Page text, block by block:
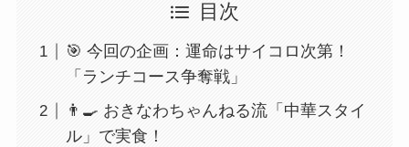
目次
🎯 今回の企画：運命はサイコロ次第！
「ランチコース争奪戦」
👨‍🍳 おきなわちゃんねる流「中華スタイ
ル」で実食！